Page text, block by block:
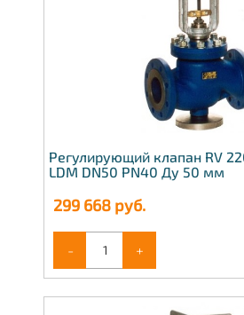
Регулирующий клапан RV
LDM DN50 PN40 Ду 50 мм
299 668 руб.
- +